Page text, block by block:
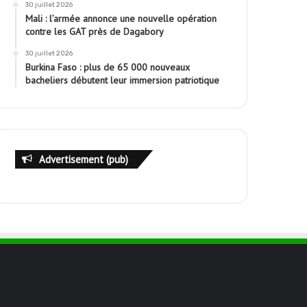
30 juillet 2026
Mali : l’armée annonce une nouvelle opération
contre les GAT près de Dagabory
30 juillet 2026
Burkina Faso : plus de 65 000 nouveaux
bacheliers débutent leur immersion patriotique
Advertisement (pub)